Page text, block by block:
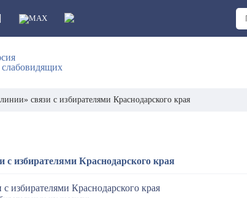
слабовидящих
связи с избирателями Краснодарского края
с избирателями Краснодарского края